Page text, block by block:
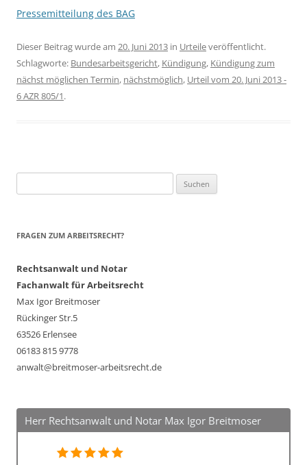
Pressemitteilung des BAG
Dieser Beitrag wurde am 20. Juni 2013 in Urteileveröffentlicht.
Schlagworte: Bundesarbeitsgericht, Kündigung, Kündigung zum
nächst möglichen Termin, nächstmöglich, Urteil vom 20. Juni 2013 -
6 AZR 805/1.
nach:
FRAGEN ZUM ARBEITSRECHT?
Rechtsanwalt und Notar
Fachanwalt für Arbeitsrecht
Max Igor Breitmoser
Rückinger Str.5
63526 Erlensee
06183 815 9778
anwalt@breitmoser-arbeitsrecht.de
Herr Rechtsanwalt und Notar Max Igor Breitmoser